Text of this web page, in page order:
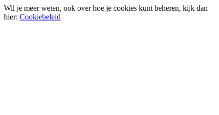
Wil je meer weten, ook over hoe je cookies kunt beheren, kijk dan
hier: Cookiebeleid